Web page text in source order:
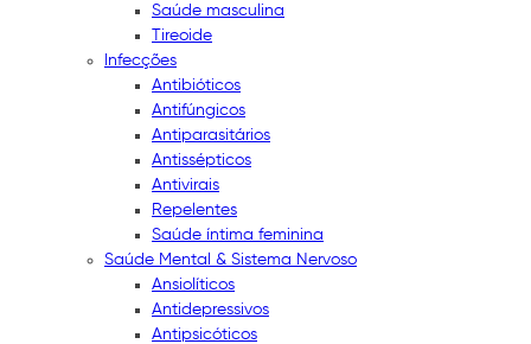
Saúde masculina
Tireoide
Infecções
Antibióticos
Antifúngicos
Antiparasitários
Antissépticos
Antivirais
Repelentes
Saúde íntima feminina
Saúde Mental & Sistema Nervoso
Ansiolíticos
Antidepressivos
Antipsicóticos